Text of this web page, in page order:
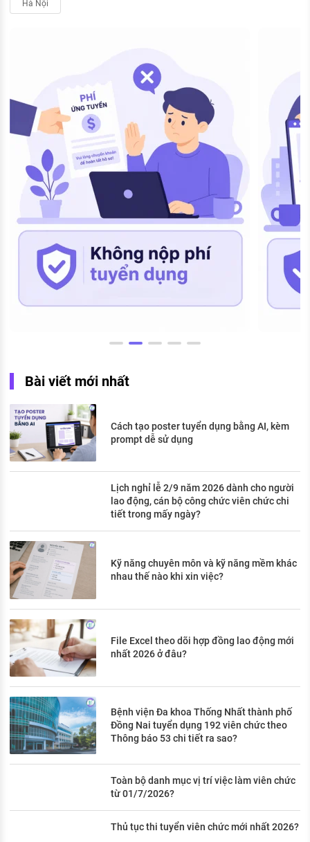
Hà Nội
Bài viết mới nhất
Cách tạo poster tuyển dụng bằng AI, kèm
prompt dễ sử dụng
Lịch nghỉ lễ 2/9 năm 2026 dành cho người
lao động, cán bộ công chức viên chức chi
tiết trong mấy ngày?
Kỹ năng chuyên môn và kỹ năng mềm khác
nhau thế nào khi xin việc?
File Excel theo dõi hợp đồng lao động mới
nhất 2026 ở đâu?
Bệnh viện Đa khoa Thống Nhất thành phố
Đồng Nai tuyển dụng 192 viên chức theo
Thông báo 53 chi tiết ra sao?
Toàn bộ danh mục vị trí việc làm viên chức
từ 01/7/2026?
Thủ tục thi tuyển viên chức mới nhất 2026?